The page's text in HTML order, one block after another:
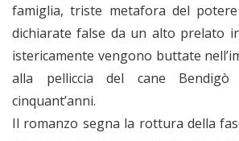
famiglia, triste metafora del
dichiarate false da un alto prelato
istericamente vengono buttate
alla pelliccia del cane Bendigò
cinquant’anni.
Il romanzo segna la rottura della